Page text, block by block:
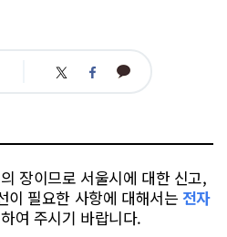
트 페 카
장이므로 서울시에 대한 신고,
이 필요한 사항에 대해서는 전자
하여 주시기 바랍니다.